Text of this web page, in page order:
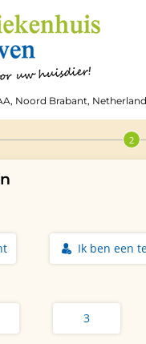
Noord Brabant,
Ik ben een
3